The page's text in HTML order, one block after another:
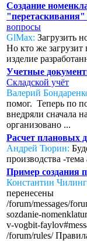
Создание
вопросы
GlMax: Загрузить
Но кто же загрузит
изделие
Учетные
Складской учёт
Валерий
помог. Теперь по
внедряли сначала
организовано ...
Расчет плановых
Андрей Тюрин:
производства -тема
Пример создания
Константин
перенесены
/forum/messages/
sozdanie-
v-vogbit-
/forum/rules/